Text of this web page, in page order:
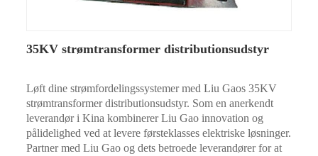
35KV strømtransformer distributionsudstyr
Løft dine strømfordelingssystemer med Liu Gaos 35KV
strømtransformer distributionsudstyr. Som en anerkendt
leverandør i Kina kombinerer Liu Gao innovation og
pålidelighed ved at levere førsteklasses elektriske løsninger.
Partner med Liu Gao og dets betroede leverandører for at